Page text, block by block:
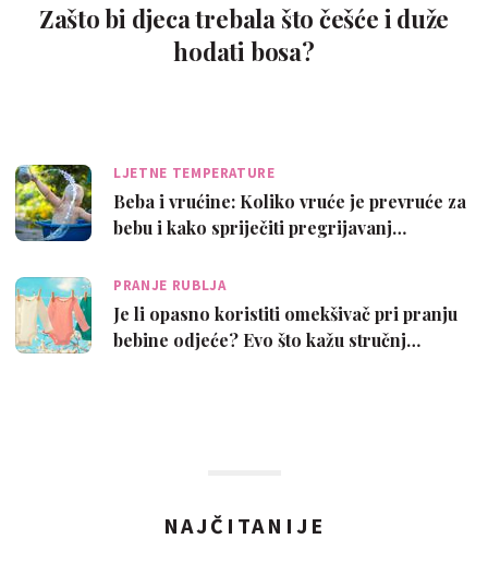
Zašto bi djeca trebala što češće i duže
hodati bosa?
LJETNE TEMPERATURE
Beba i vrućine: Koliko vruće je prevruće za
bebu i kako spriječiti pregrijavanj…
PRANJE RUBLJA
Je li opasno koristiti omekšivač pri pranju
bebine odjeće? Evo što kažu stručnj…
NAJČITANIJE